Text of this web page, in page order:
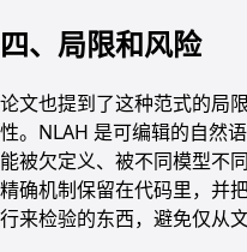
四、局限和风险
论文也提到了这种范式的局
性。NLAH 是可编辑的自然
能被欠定义、被不同模型不
精确机制保留在代码里，并
行来检验的东西，避免仅从